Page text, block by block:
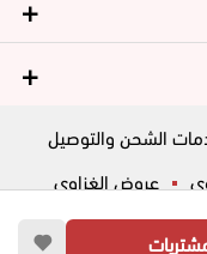
الشحن والتوصيل
عروض الغزاوي
شائعة